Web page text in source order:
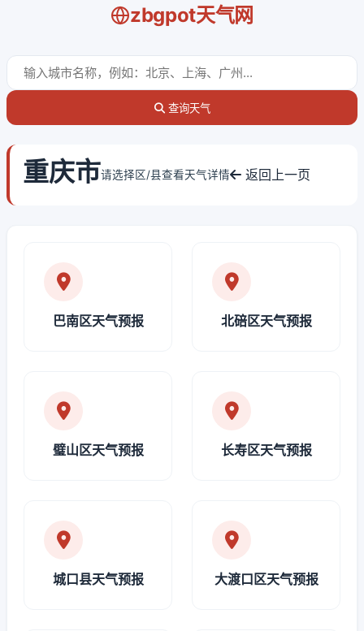
zbgpot天气网
查询天气
重庆市请选择区/县查看天气详情 返回上一页
巴南区天气预报 北碚区天气预报
璧山区天气预报 长寿区天气预报
城口县天气预报 大渡口区天气预报